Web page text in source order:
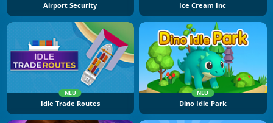
Airport Security Ice Cream Inc
NEU
Idle Trade Routes
NEU
Dino Idle Park